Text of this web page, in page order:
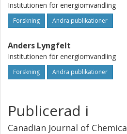
Institutionen för energiomvandling
Forskning Andra publikationer
Anders Lyngfelt
Institutionen för energiomvandling
Forskning Andra publikationer
Publicerad i
Canadian Journal of